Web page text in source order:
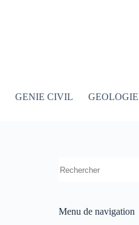
GENIE CIVIL GEOLOGIE
Menu de navigation